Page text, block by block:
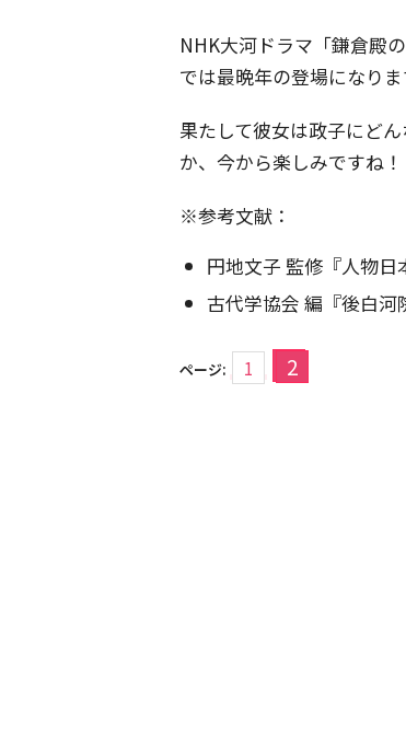
NHK大河ドラマ「鎌倉殿
では最晩年の登場になりま
果たして彼女は政子にど
か、今から楽しみですね！
※参考文献：
円地文子 監修『人物日
古代学協会 編『後白河
ページ: 1 2